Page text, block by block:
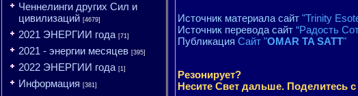
Ченнелинги других Сил и
цивилизаций [4679]
2021 ЭНЕРГИИ года [71]
2021 - энергии месяцев [395]
2022 ЭНЕРГИИ года [1]
Информация [381]
Источник материала сайт "Trinity
Источник перевода сайт “Радость
Публикация Сайт "OMAR TA SATT"
Резонирует?
Несите Свет дальше. Поделитесь